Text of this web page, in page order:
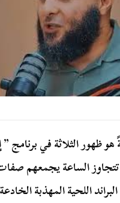
ظهور الثلاثة في برنامج
الساعة يجمعهم
اللحية المهذبة